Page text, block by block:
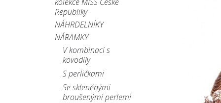
Republiky
NÁHRDELNÍKY
NÁRAMKY
V kombinaci s
kovodíly
S perličkami
Se skleněnými
broušenými perlemi